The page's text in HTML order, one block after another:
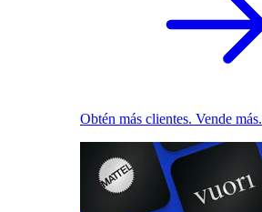
Obtén más clientes. Vende más.